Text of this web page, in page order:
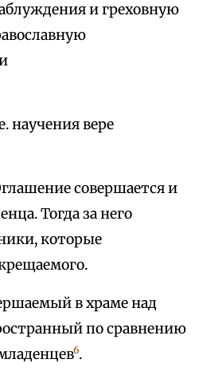
и греховную
научения вере
совершается и
Тогда за него
которые
в храме над
по сравнению
6.